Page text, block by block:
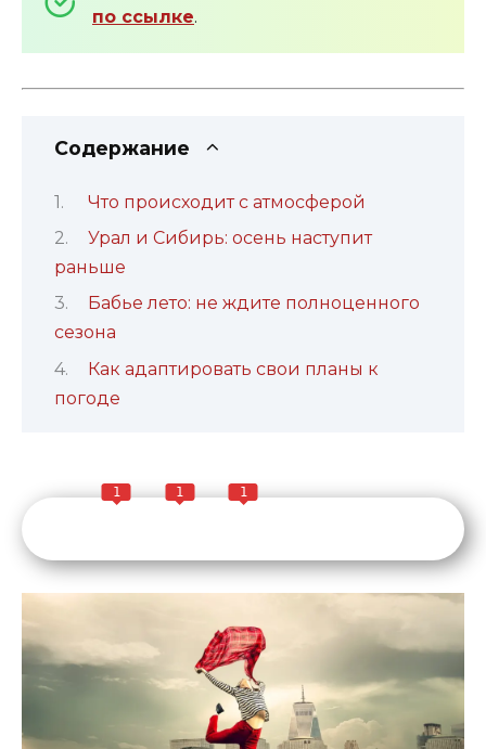
по ссылке.
Содержание
Что происходит с атмосферой
Урал и Сибирь: осень наступит
раньше
Бабье лето: не ждите полноценного
сезона
Как адаптировать свои планы к
погоде
1 1 1